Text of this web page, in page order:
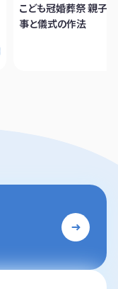
こども冠婚葬祭 親子
事と儀式の作法